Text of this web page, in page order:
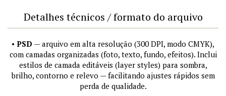
Detalhes técnicos / formato do arquivo
• PSD — arquivo em alta resolução (300 DPI, modo CMYK),
com camadas organizadas (foto, texto, fundo, efeitos). Inclui
estilos de camada editáveis (layer styles) para sombra,
brilho, contorno e relevo — facilitando ajustes rápidos sem
perda de qualidade.